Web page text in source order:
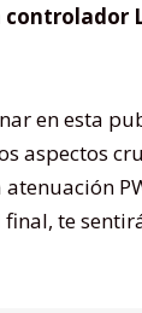
en esta
aspectos
te